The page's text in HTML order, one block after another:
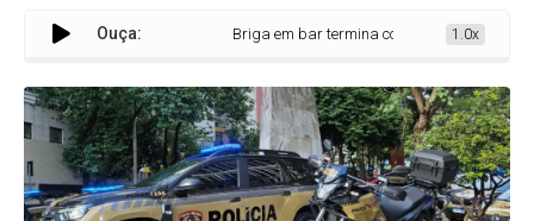
Ouça: Briga em bar termina com dois presos em Capim
1.0x